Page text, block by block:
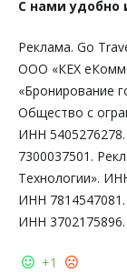
С нами удобно
Реклама. Go
ООО «КЕХ
«Бронирование
Общество с
ИНН
7300037501.
Технологии».
ИНН
ИНН 3702175896.
+1